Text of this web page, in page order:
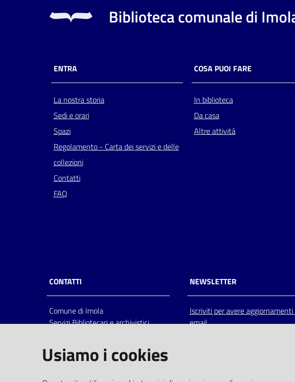
Biblioteca comunale di
ENTRA
La nostra storia
Sedi e orari
Spazi
Regolamento - Carta dei servizi e delle
collezioni
Contatti
FAQ
COSA PUOI FARE
In biblioteca
Da casa
Altre attività
CONTATTI
Comune di Imola
Servizi Bibliotecari e archivistici
Italia
centralino: tel 0542.6026.36 fax
NEWSLETTER
Iscriviti per avere aggiornamenti
email
Usiamo i cookies